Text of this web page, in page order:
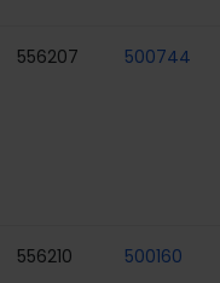
556207 500744
556210 500160